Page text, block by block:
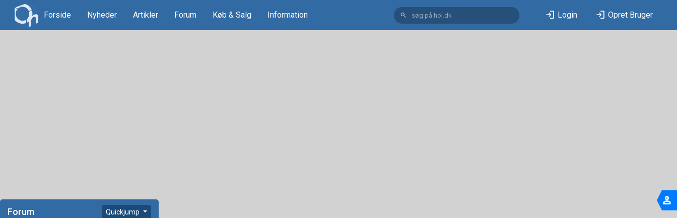
Forside Nyheder Artikler Forum Køb & Salg Information search login Login login Opret Bruger
Forum Quickjump
person